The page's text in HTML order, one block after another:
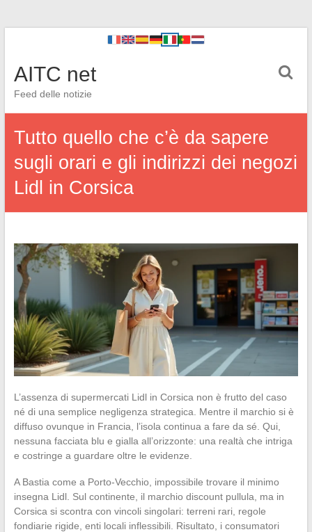
AITC net
Feed delle notizie
Tutto quello che c’è da sapere
sugli orari e gli indirizzi dei negozi
Lidl in Corsica
L’assenza di supermercati Lidl in Corsica non è frutto del caso
né di una semplice negligenza strategica. Mentre il marchio si è
diffuso ovunque in Francia, l’isola continua a fare da sé. Qui,
nessuna facciata blu e gialla all’orizzonte: una realtà che intriga
e costringe a guardare oltre le evidenze.
A Bastia come a Porto-Vecchio, impossibile trovare il minimo
insegna Lidl. Sul continente, il marchio discount pullula, ma in
Corsica si scontra con vincoli singolari: terreni rari, regole
fondiarie rigide, enti locali inflessibili. Risultato, i consumatori